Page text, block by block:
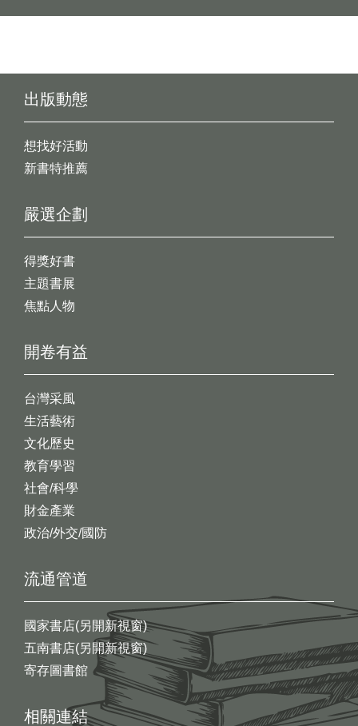
出版動態
想找好活動
新書特推薦
開卷有益
台灣采風
生活藝術
文化歷史
教育學習
社會/科學
財金產業
政治/外交/國防
嚴選企劃
得獎好書
主題書展
焦點人物
流通管道
國家書店(另開新視窗)
五南書店(另開新視窗)
寄存圖書館
相關連結